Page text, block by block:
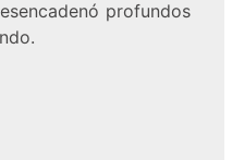
profundos